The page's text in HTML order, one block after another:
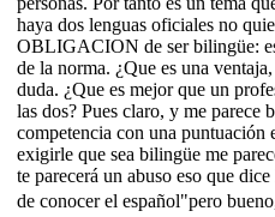
haya dos lenguas oficiales no
OBLIGACION de ser bilingüe:
de la norma. ¿Que es una
duda. ¿Que es mejor que un
las dos? Pues claro, y me parece
competencia con una puntuación
exigirle que sea bilingüe me
te parecerá un abuso eso que
de conocer el español"pero